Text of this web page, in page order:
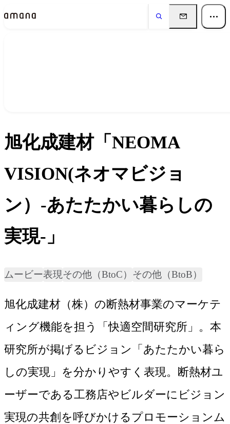
旭化成建材「NEOMA
VISION(ネオマビジョ
ン）-あたたかい暮らしの
実現-」
ムービー表現その他（BtoC） その他（BtoB）
旭化成建材（株）の断熱材事業のマーケテ
ィング機能を担う「快適空間研究所」。本
研究所が掲げるビジョン「あたたかい暮ら
しの実現」を分かりやすく表現。断熱材ユ
ーザーである工務店やビルダーにビジョン
実現の共創を呼びかけるプロモーションム